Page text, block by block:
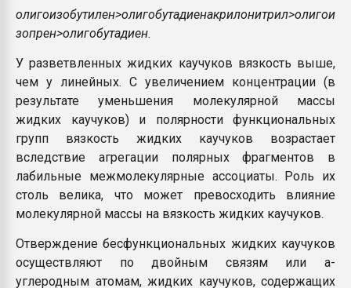
олигоизобутилен>олигобутадиенакрилонитрил>олигои
зопрен>олигобутадиен.
У разветвленных жидких каучуков вязкость выше,
чем у линейных. С увеличением концентрации (в
результате уменьшения молекулярной массы
жидких каучуков) и полярности функциональных
групп вязкость жидких каучуков возрастает
вследствие агрегации полярных фрагментов в
лабильные межмолекулярные ассоциаты. Роль их
столь велика, что может превосходить влияние
молекулярной массы на вязкость жидких каучуков.
Отверждение бесфункциональных жидких каучуков
осуществляют по двойным связям или a-
углеродным атомам, жидких каучуков, содержащих